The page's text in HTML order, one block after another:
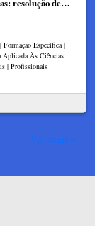
resolução de…
Formação Específica |
Aplicada Às Ciências
| Profissionais
Ver mais